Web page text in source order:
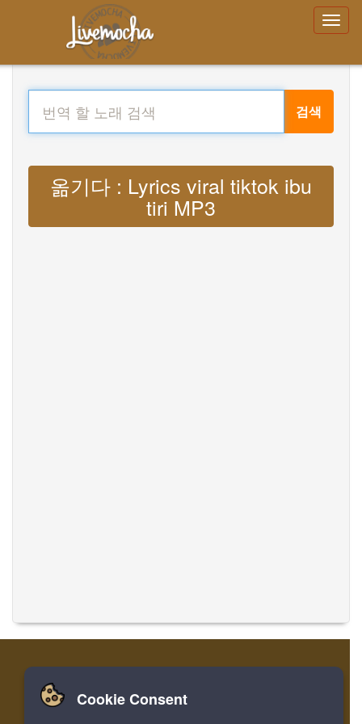
검색
옮기다 : Lyrics viral tiktok ibu
tiri MP3
집 로그인 레지스터
Cookie Consent